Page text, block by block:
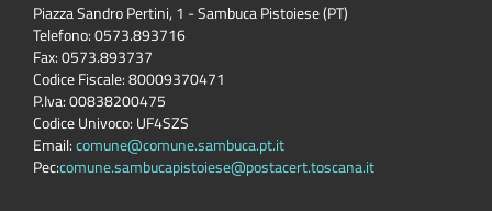
Piazza Sandro Pertini, 1 - Sambuca Pistoiese (PT)
Telefono: 0573.893716
Fax: 0573.893737
Codice Fiscale: 80009370471
P.Iva: 00838200475
Codice Univoco: UF4SZS
Email:comune@comune.sambuca.pt.it
Pec:comune.sambucapistoiese@postacert.toscana.it